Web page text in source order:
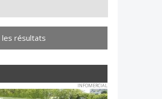
les résultats
INFOMERCIAL